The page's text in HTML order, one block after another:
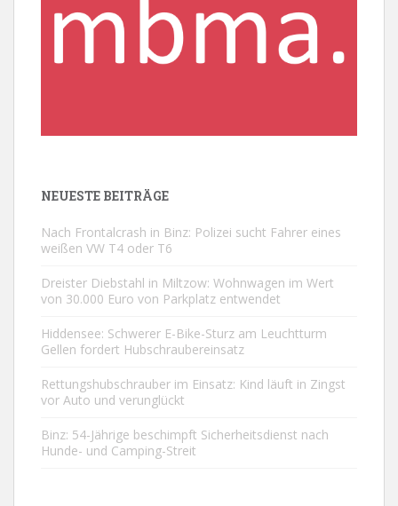
NEUESTE BEITRÄGE
Nach Frontalcrash in Binz: Polizei sucht Fahrer eines
weißen VW T4 oder T6
Dreister Diebstahl in Miltzow: Wohnwagen im Wert
von 30.000 Euro von Parkplatz entwendet
Hiddensee: Schwerer E-Bike-Sturz am Leuchtturm
Gellen fordert Hubschraubereinsatz
Rettungshubschrauber im Einsatz: Kind läuft in Zingst
vor Auto und verunglückt
Binz: 54-Jährige beschimpft Sicherheitsdienst nach
Hunde- und Camping-Streit